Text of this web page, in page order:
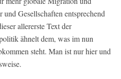
Gesellschaften entsprechend
allererste Text der
ähnelt dem, was im nun
steht. Man ist nur hier und